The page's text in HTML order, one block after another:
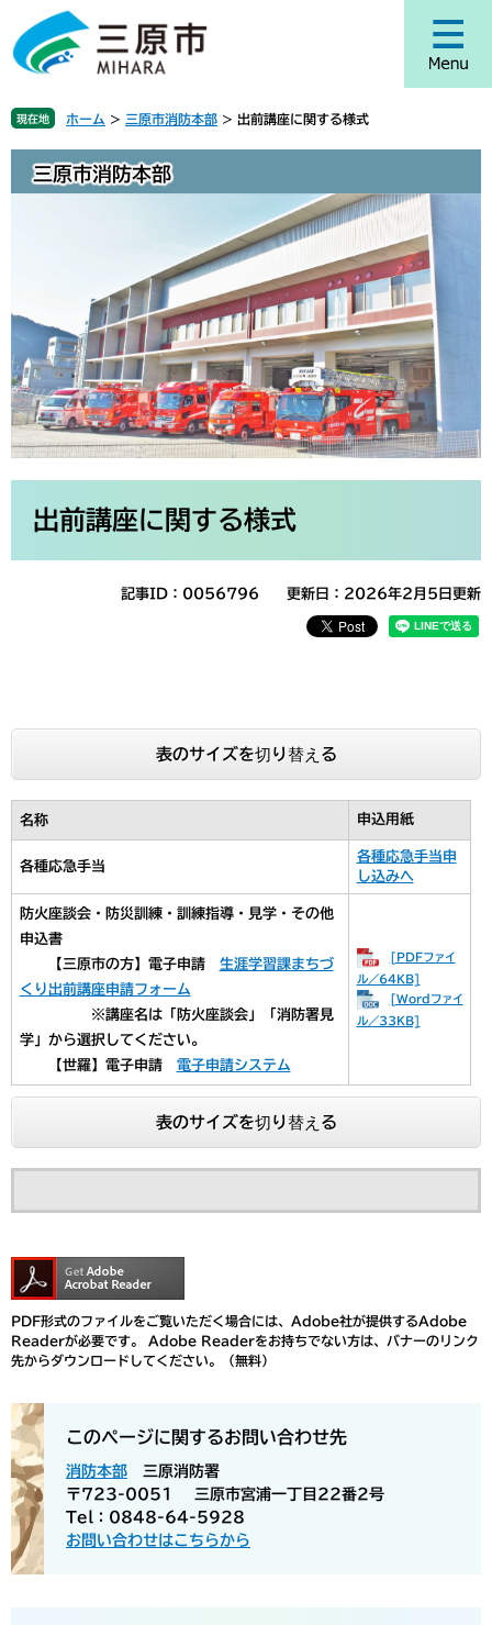
ジ
頭
で
。
ュ
飛
ば
て
現在地 ホーム > 三原市消防本部 > 出前講座に関する様式
三原市消防本部
出前講座に関する様式
記事ID：0056796 更新日：2026年2月5日更新
表のサイズを切り替える
名称 申込用紙
各種応急手当
各種応急手当申
し込みへ
防火座談会・防災訓練・訓練指導・見学・その他
申込書
【三原市の方】電子申請 生涯学習課まちづ
くり出前講座申請フォーム
※講座名は「防火座談会」「消防署見
学」から選択してください。
【世羅】電子申請 電子申請システム
[PDFファイ
ル／64KB]
[Wordファイ
ル／33KB]
表のサイズを切り替える
PDF形式のファイルをご覧いただく場合には、Adobe社が提供するAdobe
Readerが必要です。
Adobe Readerをお持ちでない方は、バナーのリンク
先からダウンロードしてください。（無料）
このページに関するお問い合わせ先
消防本部
三原消防署
〒723-0051
三原市宮浦一丁目22番2号
Tel：0848-64-5928
お問い合わせはこちらから